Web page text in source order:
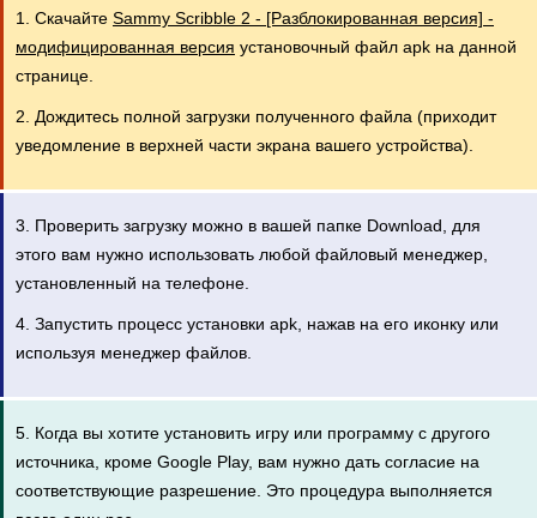
1. Скачайте Sammy Scribble 2 - [Разблокированная версия] -
модифицированная версия установочный файл apk на данной
странице.
2. Дождитесь полной загрузки полученного файла (приходит
уведомление в верхней части экрана вашего устройства).
3. Проверить загрузку можно в вашей папке Download, для
этого вам нужно использовать любой файловый менеджер,
установленный на телефоне.
4. Запустить процесс установки apk, нажав на его иконку или
используя менеджер файлов.
5. Когда вы хотите установить игру или программу с другого
источника, кроме Google Play, вам нужно дать согласие на
соответствующие разрешение. Это процедура выполняется